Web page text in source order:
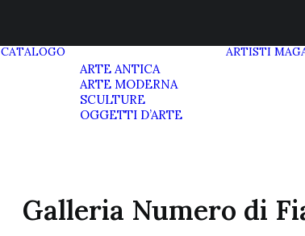
CATALOGO
ARTE ANTICA
ARTE MODERNA
SCULTURE
OGGETTI D’ARTE
ARTISTI
Galleria Numero di